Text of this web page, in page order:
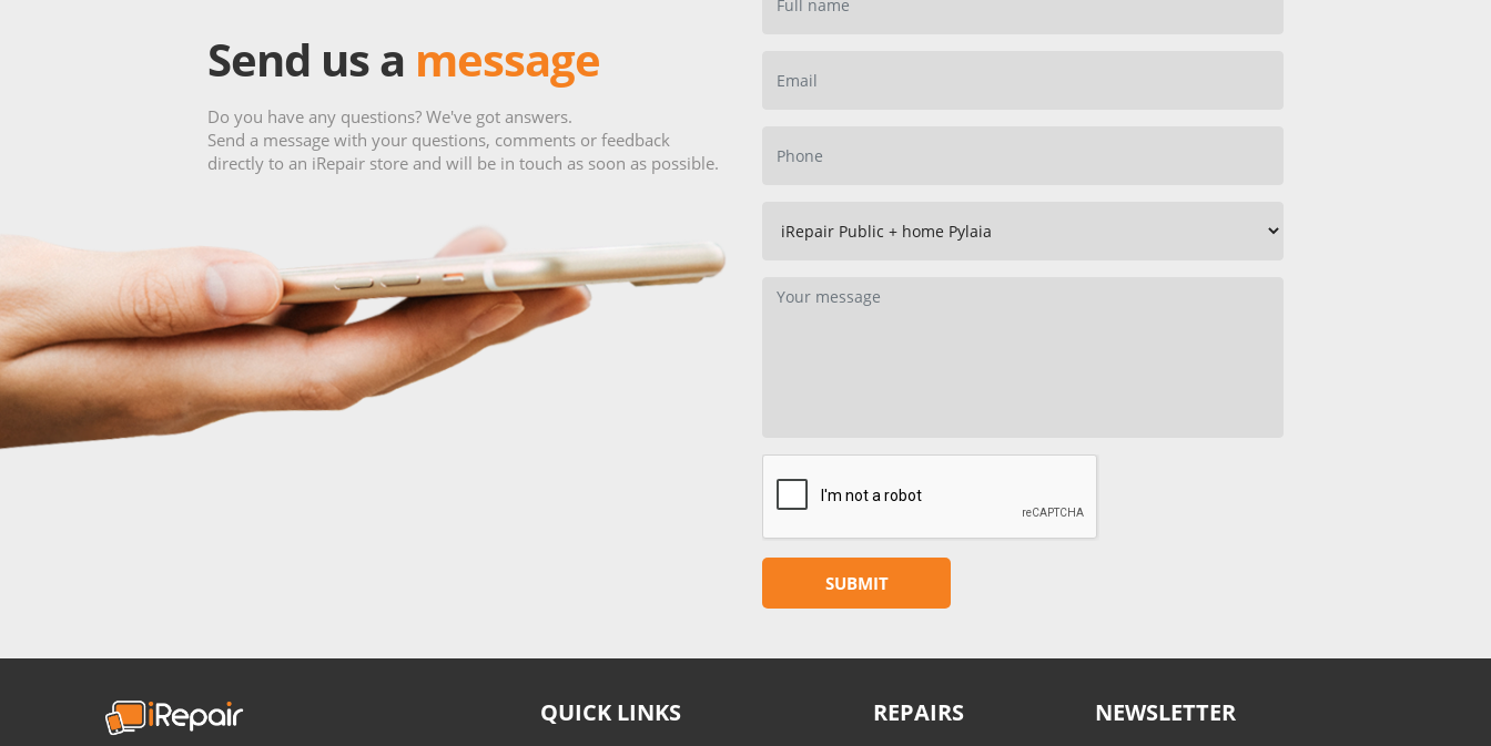
Send us a message
Do you have any questions? We've got answers.
Send a message with your questions, comments or feedback
directly to an iRepair store and will be in touch as soon as possible.
QUICK LINKS REPAIRS NEWSLETTER